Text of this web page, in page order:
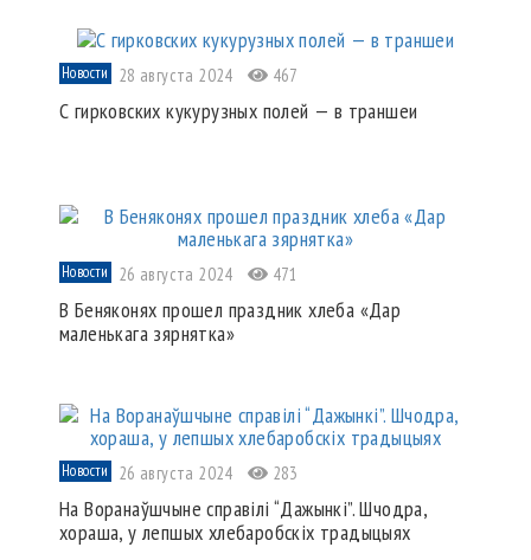
Новости 28 августа 2024 467
С гирковских кукурузных полей — в траншеи
Новости 26 августа 2024 471
В Беняконях прошел праздник хлеба «Дар
маленькага зярнятка»
Новости 26 августа 2024 283
На Воранаўшчыне справілі “Дажынкі”. Шчодра,
хораша, у лепшых хлебаробскіх традыцыях